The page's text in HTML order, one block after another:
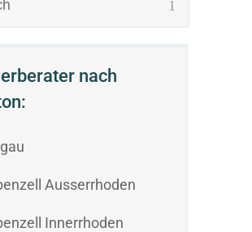
nach
Ausserrhoden
Innerrhoden